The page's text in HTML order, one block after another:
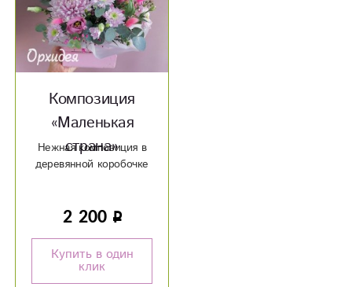
Композиция
«Маленькая
страна»
Нежная композиция в
деревянной коробочке
2 200
Купить в один
клик